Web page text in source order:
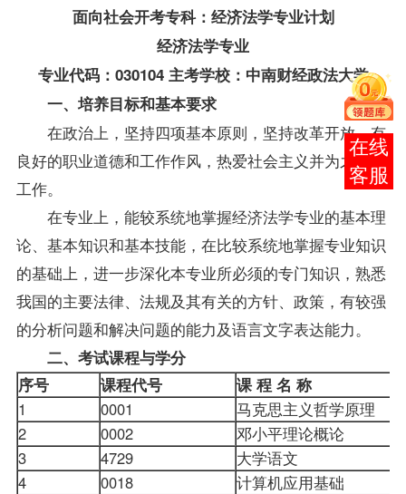
面向社会开考专科：经济法学专业计划
经济法学专业
专业代码：030104 主考学校：中南财经政法大学
一、培养目标和基本要求
在政治上，坚持四项基本原则，坚持改革开放，有
良好的职业道德和工作作风，热爱社会主义并为之勤奋
工作。
在专业上，能较系统地掌握经济法学专业的基本理
论、基本知识和基本技能，在比较系统地掌握专业知识
的基础上，进一步深化本专业所必须的专门知识，熟悉
我国的主要法律、法规及其有关的方针、政策，有较强
的分析问题和解决问题的能力及语言文字表达能力。
二、考试课程与学分
序号
课程代号
课 程 名 称
1
0001
马克思主义哲学原理
2
0002
邓小平理论概论
3
4729
大学语文
4
0018
计算机应用基础
报考
咨询